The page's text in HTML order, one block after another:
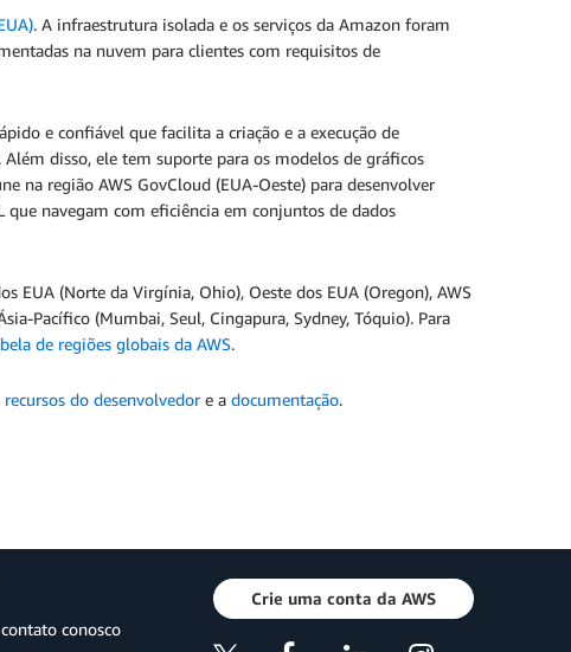
. A infraestrutura isolada e os serviços da Amazon foram
na nuvem para clientes com requisitos de
e confiável que facilita a criação e a execução de
disso, ele tem suporte para os modelos de gráficos
na região AWS GovCloud (EUA-Oeste) para desenvolver
navegam com eficiência em conjuntos de dados
EUA (Norte da Virgínia, Ohio), Oeste dos EUA (Oregon), AWS
Pacífico (Mumbai, Seul, Cingapura, Sydney, Tóquio). Para
de regiões globais da AWS.
recursos do desenvolvedore a documentação.
conosco
Crie uma conta da AWS